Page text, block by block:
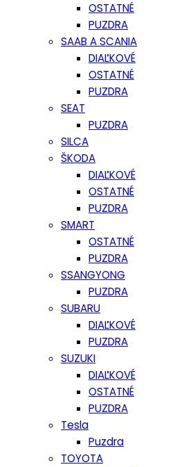
OSTATNÉ
PUZDRA
SAAB A SCANIA
DIAĽKOVÉ
OSTATNÉ
PUZDRA
SEAT
PUZDRA
SILCA
ŠKODA
DIAĽKOVÉ
OSTATNÉ
PUZDRA
SMART
OSTATNÉ
PUZDRA
SSANGYONG
PUZDRA
SUBARU
DIAĽKOVÉ
PUZDRA
SUZUKI
DIAĽKOVÉ
OSTATNÉ
PUZDRA
Tesla
Puzdra
TOYOTA